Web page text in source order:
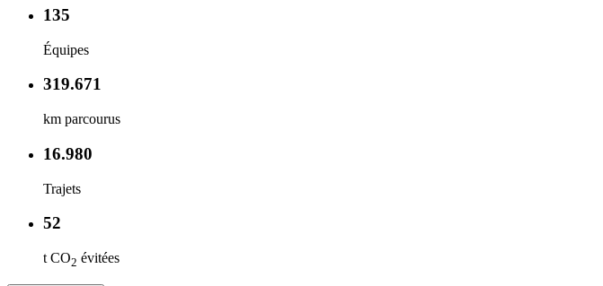
135
Équipes
319.671
km parcourus
16.980
Trajets
52
t CO2 évitées